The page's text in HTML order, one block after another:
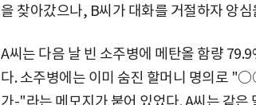
을 찾아갔으나, B씨가 대화를 거절하자 앙
A씨는 다음 날 빈 소주병에 메탄올 함량
다. 소주병에는 이미 숨진 할머니 명의로
가-"라는 메모지가 붙어 있었다. A씨는 같은